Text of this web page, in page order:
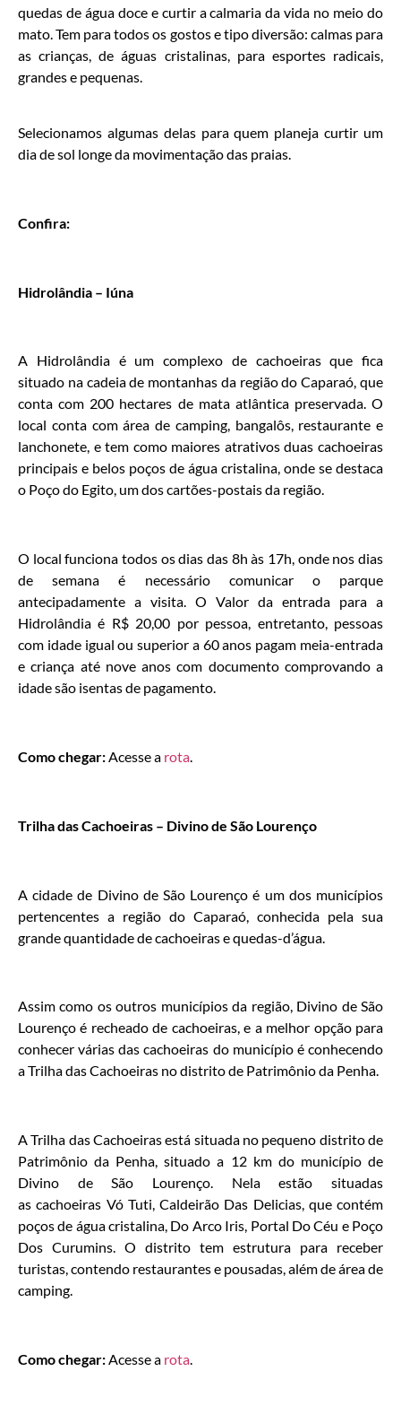
quedas de água doce e curtir a calmaria da vida no meio do
mato. Tem para todos os gostos e tipo diversão: calmas para
as crianças, de águas cristalinas, para esportes radicais,
grandes e pequenas.
Selecionamos algumas delas para quem planeja curtir um
dia de sol longe da movimentação das praias.
Confira:
Hidrolândia – Iúna
A Hidrolândia é um complexo de cachoeiras que fica
situado na cadeia de montanhas da região do Caparaó, que
conta com 200 hectares de mata atlântica preservada. O
local conta com área de camping, bangalôs, restaurante e
lanchonete, e tem como maiores atrativos duas cachoeiras
principais e belos poços de água cristalina, onde se destaca
o Poço do Egito, um dos cartões-postais da região.
O local funciona todos os dias das 8h às 17h, onde nos dias
de semana é necessário comunicar o parque
antecipadamente a visita. O Valor da entrada para a
Hidrolândia é R$ 20,00 por pessoa, entretanto, pessoas
com idade igual ou superior a 60 anos pagam meia-entrada
e criança até nove anos com documento comprovando a
idade são isentas de pagamento.
Como chegar:Acesse a rota.
Trilha das Cachoeiras – Divino de São Lourenço
A cidade de Divino de São Lourenço é um dos municípios
pertencentes a região do Caparaó, conhecida pela sua
grande quantidade de cachoeiras e quedas-d’água.
Assim como os outros municípios da região, Divino de São
Lourenço é recheado de cachoeiras, e a melhor opção para
conhecer várias das cachoeiras do município é conhecendo
a Trilha das Cachoeiras no distrito de Patrimônio da Penha.
A Trilha das Cachoeiras está situada no pequeno distrito de
Patrimônio da Penha, situado a 12 km do município de
Divino de São Lourenço. Nela estão situadas
as cachoeiras Vó Tuti, Caldeirão Das Delicias, que contém
poços de água cristalina, Do Arco Iris, Portal Do Céu e Poço
Dos Curumins. O distrito tem estrutura para receber
turistas, contendo restaurantes e pousadas, além de área de
camping.
Como chegar:Acesse a rota.